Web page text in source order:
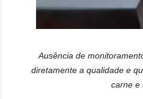
Ausência de
diretamente a qualidade e
carne e